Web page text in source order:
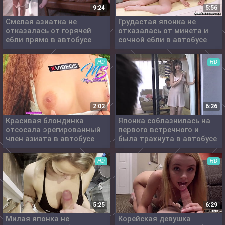
9:24
Смелая азиатка не
отказалась от горячей
ебли прямо в автобусе
5:56
Грудастая японка не
отказалась от минета и
сочной ебли в автобусе
HD
2:02
Красивая блондинка
отсосала эрегированный
член азиата в автобусе
HD
6:26
Японка соблазнилась на
первого встречного и
была трахнута в автобусе
HD
5:25
Милая японка не
HD
6:29
Корейская девушка